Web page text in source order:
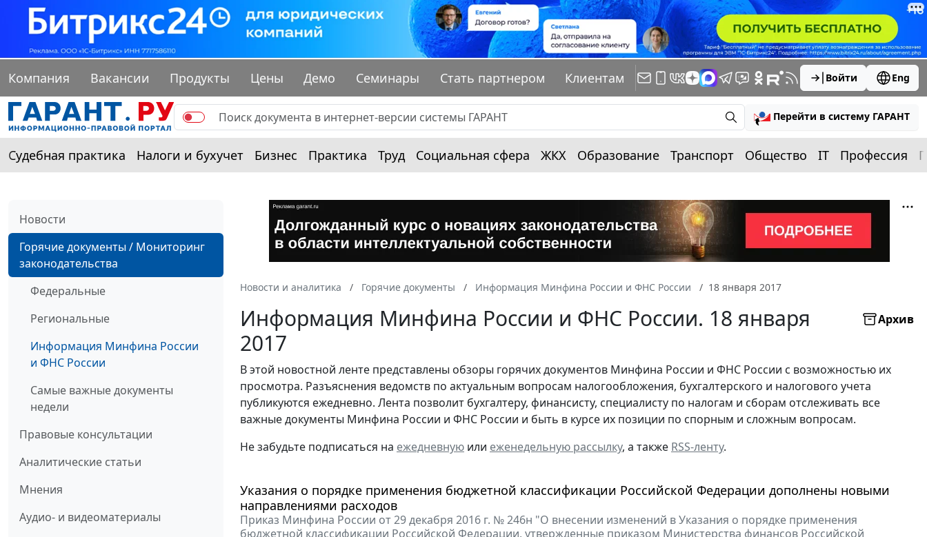
Компания Вакансии Продукты Цены Демо Семинары Стать партнером Клиентам Войти Eng
Перейти в систему ГАРАНТ
Судебная практика Налоги и бухучет Бизнес Практика Труд Социальная сфера ЖКХ Образование Транспорт Общество IT Профессия
Новости
Горячие документы / Мониторинг
законодательства
Федеральные
Региональные
Информация Минфина России
и ФНС России
Самые важные документы
недели
Правовые консультации
Аналитические статьи
Мнения
Аудио- и видеоматериалы
Новости и аналитика Горячие документы Информация Минфина России и ФНС России 18 января 2017
Информация Минфина России и ФНС России. 18 января
2017
Архив
В этой новостной ленте представлены обзоры горячих документов Минфина России и ФНС России с возможностью их
просмотра. Разъяснения ведомств по актуальным вопросам налогообложения, бухгалтерского и налогового учета
публикуются ежедневно. Лента позволит бухгалтеру, финансисту, специалисту по налогам и сборам отслеживать все
важные документы Минфина России и ФНС России и быть в курсе их позиции по спорным и сложным вопросам.
Не забудьте подписаться на ежедневную или еженедельную рассылку, а также RSS-ленту.
Указания о порядке применения бюджетной классификации Российской Федерации дополнены новыми
направлениями расходов
Приказ Минфина России от 29 декабря 2016 г. № 246н "О внесении изменений в Указания о порядке применения
бюджетной классификации Российской Федерации, утвержденные приказом Министерства финансов Российской